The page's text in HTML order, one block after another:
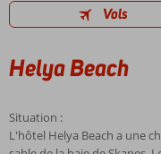
Vols
Helya Beach
Situation :
L'hôtel Helya Beach a une